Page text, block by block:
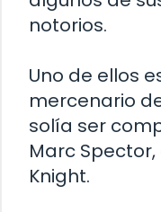
notorios.
Uno de ellos
mercenario
solía ser
Marc
Knight.